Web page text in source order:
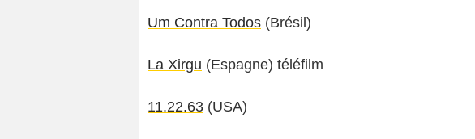
Um Contra Todos (Brésil)
La Xirgu (Espagne) téléfilm
11.22.63 (USA)